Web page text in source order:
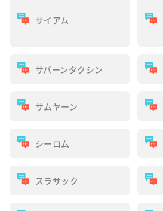
サイアム
サパーンタクシン
サムヤーン
シーロム
スラサック